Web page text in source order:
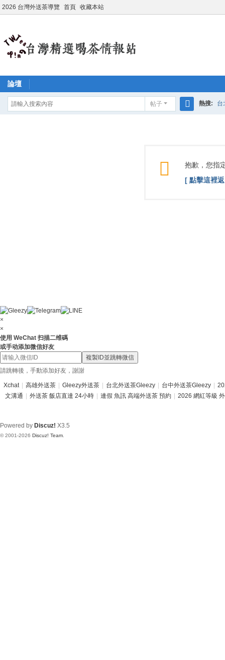
2026 台灣外送茶導覽 首頁 收藏本站
論壇
帖子 熱搜: 台
抱歉，您指
[ 點擊這裡
×
×
使用 WeChat 扫描二维碼
或手动添加微信好友
複製ID並跳轉微信
請跳轉後，手動添加好友，謝謝
Xchat 高雄外送茶 Gleezy外送茶 台北外送茶Gleezy 台中外送茶Gleezy
文溝通
外送茶 飯店直達 24小時 連假 魚訊 高端外送茶 預約 2026 網紅等級
Powered by Discuz! X3.5
© 2001-2026 Discuz! Team